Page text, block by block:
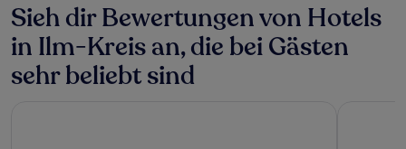
Sieh dir Bewertungen von Hotels
in Ilm-Kreis an, die bei Gästen
sehr beliebt sind